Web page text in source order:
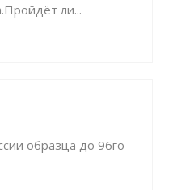
ли...
образца до 96го